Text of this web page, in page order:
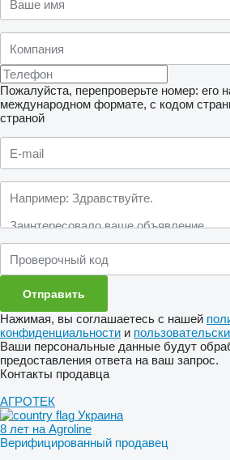
Пожалуйста, перепроверьте номер: его
международном формате, с кодом
страной
Нажимая, вы соглашаетесь с нашей
конфиденциальности и
Ваши персональные данные будут
предоставления ответа на ваш запрос.
Контакты продавца
АГРОТЕК
Украина
8 лет на Agroline
Верифицированный продавец